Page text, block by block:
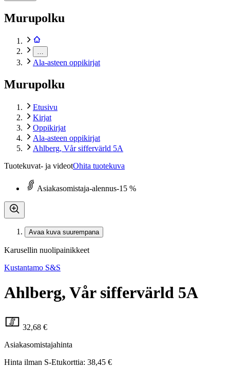
Murupolku
Ala-asteen oppikirjat
Murupolku
Etusivu
Kirjat
Oppikirjat
Ala-asteen oppikirjat
Ahlberg, Vår siffervärld 5A
Tuotekuvat- ja videotOhita tuotekuva
Asiakasomistaja-alennus-15 %
Avaa kuva suurempana
Karusellin nuolipainikkeet
Kustantamo S&S
Ahlberg, Vår siffervärld 5A
32,68 €
Asiakasomistajahinta
Hinta ilman S-Etukorttia: 38,45 €